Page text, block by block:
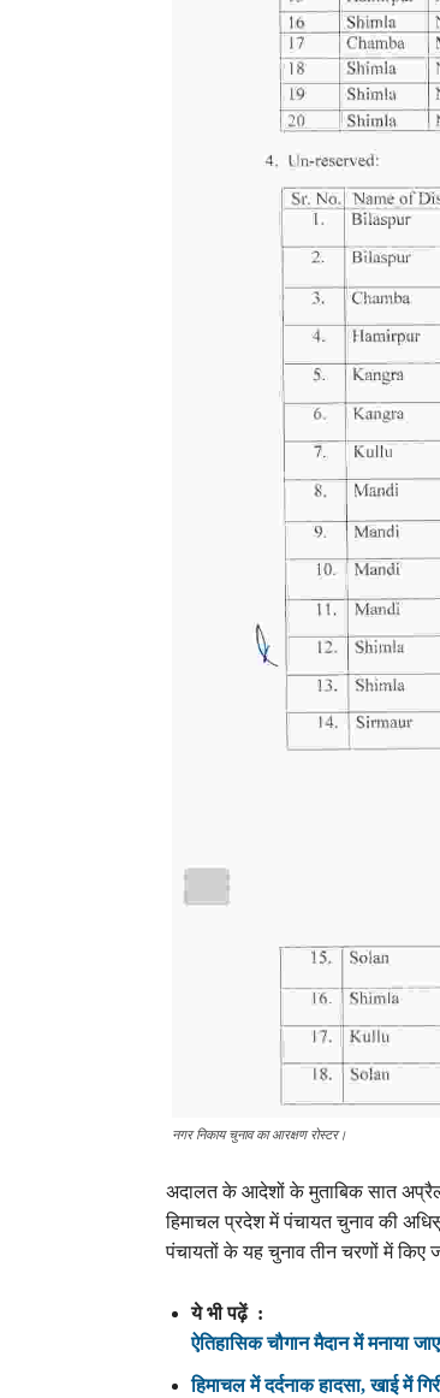
नगर निकाय चुनाव का आरक्षण रोस्टर।
अदालत के आदेशों के मुताबिक सात
हिमाचल प्रदेश में पंचायत चुनाव की
पंचायतों के यह चुनाव तीन चरणों में किए
ये भी पढ़ें :
ऐतिहासिक चौगान मैदान में मनाया
हिमाचल में दर्दनाक हादसा, खाई में